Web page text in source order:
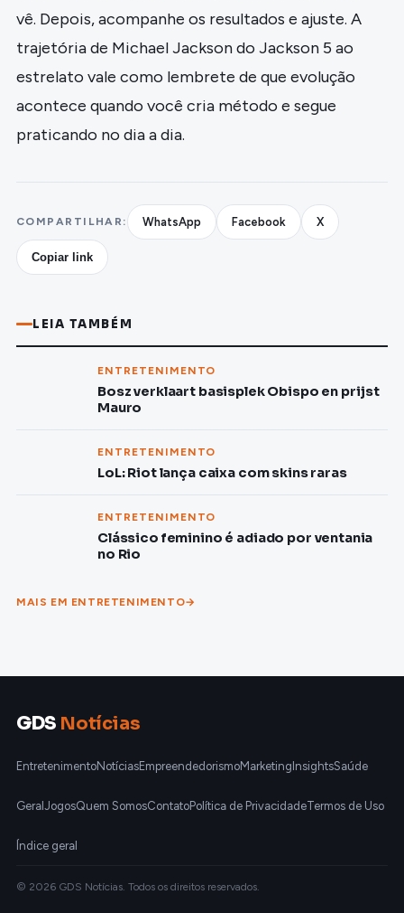
vê. Depois, acompanhe os resultados e ajuste. A
trajetória de Michael Jackson do Jackson 5 ao
estrelato vale como lembrete de que evolução
acontece quando você cria método e segue
praticando no dia a dia.
COMPARTILHAR: WhatsApp Facebook X
Copiar link
LEIA TAMBÉM
ENTRETENIMENTO
Bosz verklaart basisplek Obispo en prijst
Mauro
ENTRETENIMENTO
LoL: Riot lança caixa com skins raras
ENTRETENIMENTO
Clássico feminino é adiado por ventania
no Rio
MAIS EM ENTRETENIMENTO
GDS Notícias
EntretenimentoNotíciasEmpreendedorismoMarketingInsightsSaúde
GeralJogosQuem SomosContatoPolítica de PrivacidadeTermos de Uso
Índice geral
© 2026 GDS Notícias. Todos os direitos reservados.